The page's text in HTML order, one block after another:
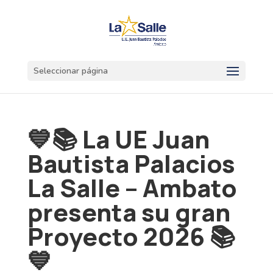
Seleccionar página
💙📚 La UE Juan
Bautista Palacios
La Salle – Ambato
presenta su gran
Proyecto 2026 📚
💙